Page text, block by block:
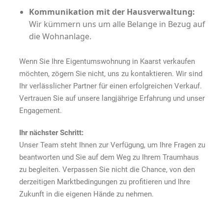
Kommunikation mit der Hausverwaltung:
Wir kümmern uns um alle Belange in Bezug auf
die Wohnanlage.
Wenn Sie Ihre Eigentumswohnung in Kaarst verkaufen
möchten, zögern Sie nicht, uns zu kontaktieren. Wir sind
Ihr verlässlicher Partner für einen erfolgreichen Verkauf.
Vertrauen Sie auf unsere langjährige Erfahrung und unser
Engagement.
Ihr nächster Schritt:
Unser Team steht Ihnen zur Verfügung, um Ihre Fragen zu
beantworten und Sie auf dem Weg zu Ihrem Traumhaus
zu begleiten. Verpassen Sie nicht die Chance, von den
derzeitigen Marktbedingungen zu profitieren und Ihre
Zukunft in die eigenen Hände zu nehmen.